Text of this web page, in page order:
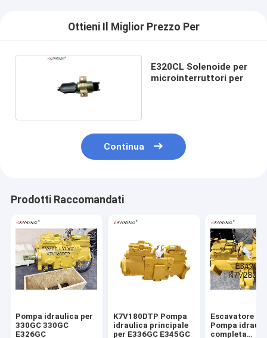
Ottieni Il Miglior Prezzo Per
E320CL Solenoide per
microinterruttori per
Continua
Prodotti Raccomandati
Pompa idraulica per
330GC 330GC
E326GC
K7V180DTP Pompa
idraulica principale
per E336GC E345GC
Escavatore
Pompa
completa